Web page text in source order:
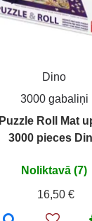
Dino
3000 gabaliņi
Puzzle Roll Mat
3000 pieces
Noliktavā (7)
16,50 €